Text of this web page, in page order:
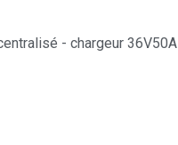
- chargeur 36V50A